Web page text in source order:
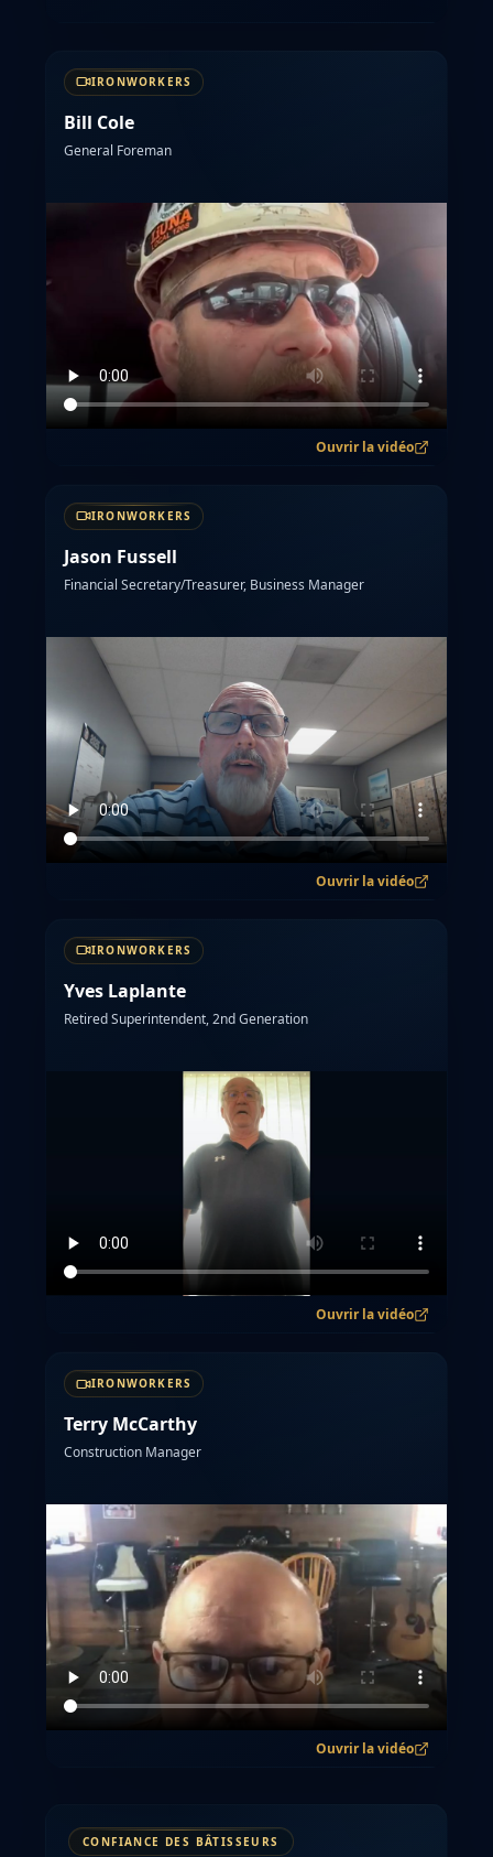
IRONWORKERS
Bill Cole
General Foreman
Ouvrir la vidéo
IRONWORKERS
Jason Fussell
Financial Secretary/Treasurer, Business Manager
Ouvrir la vidéo
IRONWORKERS
Yves Laplante
Retired Superintendent, 2nd Generation
Ouvrir la vidéo
IRONWORKERS
Terry McCarthy
Construction Manager
Ouvrir la vidéo
CONFIANCE DES BÂTISSEURS